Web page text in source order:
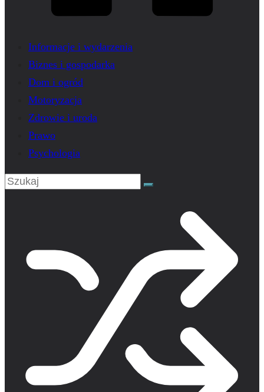
Informacje i wydarzenia
Biznes i gospodarka
Dom i ogród
Motoryzacja
Zdrowie i uroda
Prawo
Psychologia